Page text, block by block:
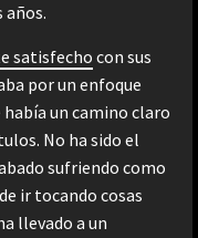
años.
satisfechocon sus
por un enfoque
había un camino claro
No ha sido el
sufriendo como
ir tocando cosas
llevado a un